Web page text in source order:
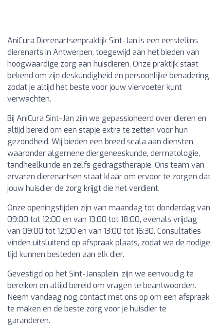
AniCura Dierenartsenpraktijk Sint-Jan is een eerstelijns
dierenarts in Antwerpen, toegewijd aan het bieden van
hoogwaardige zorg aan huisdieren. Onze praktijk staat
bekend om zijn deskundigheid en persoonlijke benadering,
zodat je altijd het beste voor jouw viervoeter kunt
verwachten.
Bij AniCura Sint-Jan zijn we gepassioneerd over dieren en
altijd bereid om een stapje extra te zetten voor hun
gezondheid. Wij bieden een breed scala aan diensten,
waaronder algemene diergeneeskunde, dermatologie,
tandheelkunde en zelfs gedragstherapie. Ons team van
ervaren dierenartsen staat klaar om ervoor te zorgen dat
jouw huisdier de zorg krijgt die het verdient.
Onze openingstijden zijn van maandag tot donderdag van
09:00 tot 12:00 en van 13:00 tot 18:00, evenals vrijdag
van 09:00 tot 12:00 en van 13:00 tot 16:30. Consultaties
vinden uitsluitend op afspraak plaats, zodat we de nodige
tijd kunnen besteden aan elk dier.
Gevestigd op het Sint-Jansplein, zijn we eenvoudig te
bereiken en altijd bereid om vragen te beantwoorden.
Neem vandaag nog contact met ons op om een afspraak
te maken en de beste zorg voor je huisdier te
garanderen.